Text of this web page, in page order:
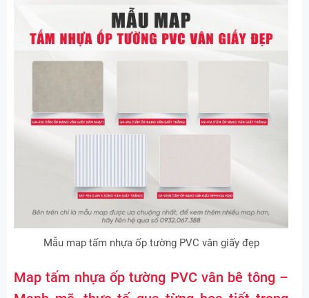
Mẫu map tấm nhựa ốp tường PVC vân giấy đẹp
Map tấm nhựa ốp tường PVC vân bê tông –